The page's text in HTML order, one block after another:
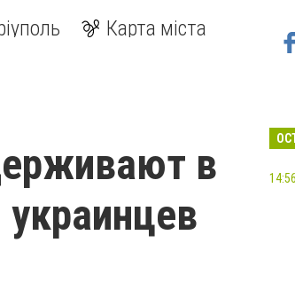
Карта міста
в
14:56